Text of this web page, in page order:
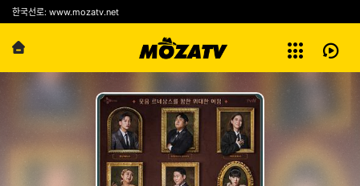
한국선로: www.mozatv.net
전체보기